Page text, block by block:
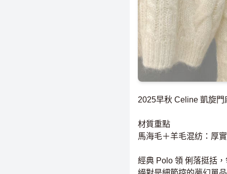
2025早秋 Celine 凱旋
材質重點
馬海毛＋羊毛混纺：厚
經典 Polo 領 俐落挺括